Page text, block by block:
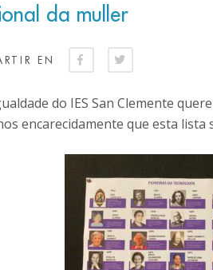
da muller
EN
do IES San Clemente
encarecidamente que esta lista